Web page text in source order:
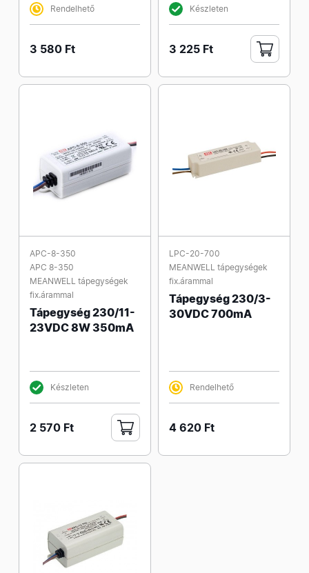
Rendelhető
3 580 Ft
Készleten
3 225 Ft
APC-8-350
APC 8-350
MEANWELL tápegységek
fix.árammal
Tápegység 230/11-
23VDC 8W 350mA
Készleten
2 570 Ft
LPC-20-700
MEANWELL tápegységek
fix.árammal
Tápegység 230/3-
30VDC 700mA
Rendelhető
4 620 Ft